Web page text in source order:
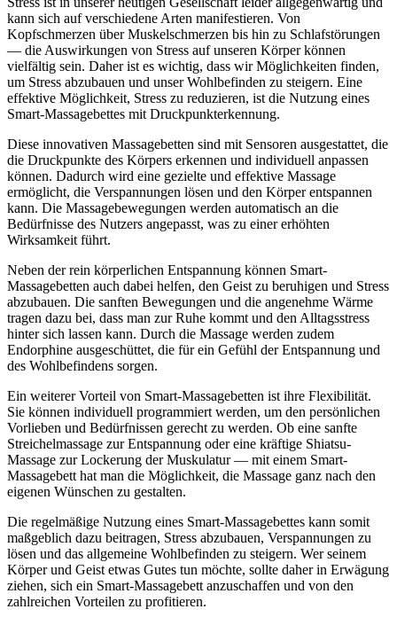
kann sich auf verschiedene Arten manifestieren. Von
Kopfschmerzen über Muskelschmerzen bis hin zu Schlafstörungen
— die Auswirkungen von Stress auf unseren Körper können
vielfältig sein. Daher ist es wichtig, dass wir Möglichkeiten finden,
um Stress abzubauen und unser Wohlbefinden zu steigern. Eine
effektive Möglichkeit, Stress zu reduzieren, ist die Nutzung eines
Smart-Massagebettes mit Druckpunkterkennung.
Diese innovativen Massagebetten sind mit Sensoren ausgestattet, die
die Druckpunkte des Körpers erkennen und individuell anpassen
können. Dadurch wird eine gezielte und effektive Massage
ermöglicht, die Verspannungen lösen und den Körper entspannen
kann. Die Massagebewegungen werden automatisch an die
Bedürfnisse des Nutzers angepasst, was zu einer erhöhten
Wirksamkeit führt.
Neben der rein körperlichen Entspannung können Smart-
Massagebetten auch dabei helfen, den Geist zu beruhigen und Stress
abzubauen. Die sanften Bewegungen und die angenehme Wärme
tragen dazu bei, dass man zur Ruhe kommt und den Alltagsstress
hinter sich lassen kann. Durch die Massage werden zudem
Endorphine ausgeschüttet, die für ein Gefühl der Entspannung und
des Wohlbefindens sorgen.
Ein weiterer Vorteil von Smart-Massagebetten ist ihre Flexibilität.
Sie können individuell programmiert werden, um den persönlichen
Vorlieben und Bedürfnissen gerecht zu werden. Ob eine sanfte
Streichelmassage zur Entspannung oder eine kräftige Shiatsu-
Massage zur Lockerung der Muskulatur — mit einem Smart-
Massagebett hat man die Möglichkeit, die Massage ganz nach den
eigenen Wünschen zu gestalten.
Die regelmäßige Nutzung eines Smart-Massagebettes kann somit
maßgeblich dazu beitragen, Stress abzubauen, Verspannungen zu
lösen und das allgemeine Wohlbefinden zu steigern. Wer seinem
Körper und Geist etwas Gutes tun möchte, sollte daher in Erwägung
ziehen, sich ein Smart-Massagebett anzuschaffen und von den
zahlreichen Vorteilen zu profitieren.